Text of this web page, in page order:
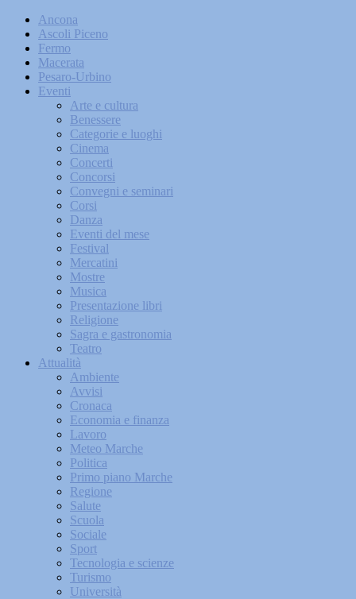
Ancona
Ascoli Piceno
Fermo
Macerata
Pesaro-Urbino
Eventi
Arte e cultura
Benessere
Categorie e luoghi
Cinema
Concerti
Concorsi
Convegni e seminari
Corsi
Danza
Eventi del mese
Festival
Mercatini
Mostre
Musica
Presentazione libri
Religione
Sagra e gastronomia
Teatro
Attualità
Ambiente
Avvisi
Cronaca
Economia e finanza
Lavoro
Meteo Marche
Politica
Primo piano Marche
Regione
Salute
Scuola
Sociale
Sport
Tecnologia e scienze
Turismo
Università